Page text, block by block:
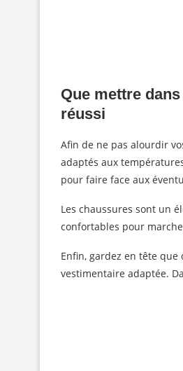
Que mettre
réussi
Afin de ne pas alourdir
adaptés aux
pour faire face aux
Les chaussures sont un
confortables pour
Enfin, gardez en tête
vestimentaire adaptée.